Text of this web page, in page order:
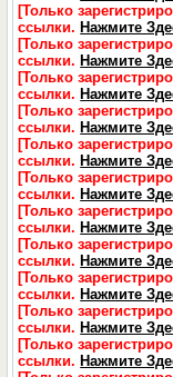
[Только
ссылки. Нажмите
[Только
ссылки. Нажмите
[Только
ссылки. Нажмите
[Только
ссылки. Нажмите
[Только
ссылки. Нажмите
[Только
ссылки. Нажмите
[Только
ссылки. Нажмите
[Только
ссылки. Нажмите
[Только
ссылки. Нажмите
[Только
ссылки. Нажмите
[Только
ссылки. Нажмите